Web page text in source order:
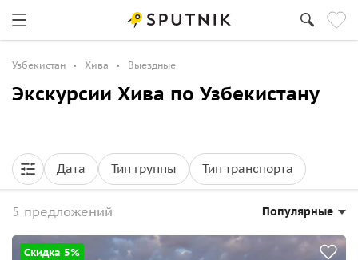
Узбекистан Хива Выездные
Экскурсии Хива по Узбекистану
Дата Тип группы Тип транспорта
5 предложений Популярные
Скидка 5%